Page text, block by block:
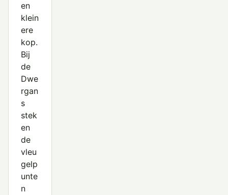
en
klein
ere
kop.
Bij
de
Dwe
rgan
s
stek
en
de
vleu
gelp
unte
n